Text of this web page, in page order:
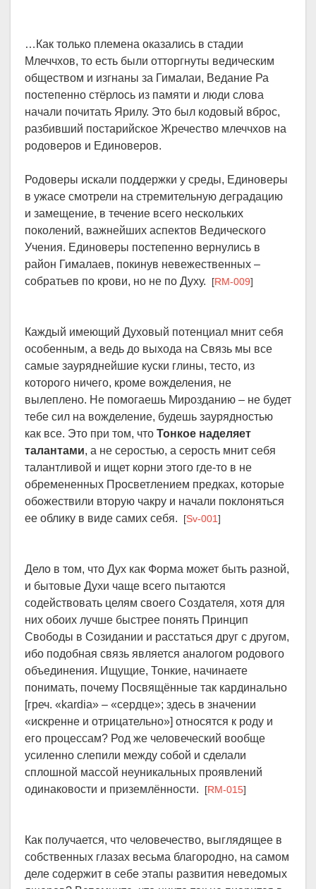
…Как только племена оказались в стадии
Млеччхов, то есть были отторгнуты ведическим
обществом и изгнаны за Гималаи, Ведание Ра
постепенно стёрлось из памяти и люди слова
начали почитать Ярилу. Это был кодовый вброс,
разбивший постарийское Жречество млеччхов на
родоверов и Единоверов.
Родоверы искали поддержки у среды, Единоверы
в ужасе смотрели на стремительную деградацию
и замещение, в течение всего нескольких
поколений, важнейших аспектов Ведического
Учения. Единоверы постепенно вернулись в
район Гималаев, покинув невежественных –
собратьев по крови, но не по Духу. [RM-009]
Каждый имеющий Духовый потенциал мнит себя
особенным, а ведь до выхода на Связь мы все
самые зауряднейшие куски глины, тесто, из
которого ничего, кроме вожделения, не
вылеплено. Не помогаешь Мирозданию – не будет
тебе сил на вожделение, будешь заурядностью
как все. Это при том, что Тонкое наделяет
талантами, а не серостью, а серость мнит себя
талантливой и ищет корни этого где-то в не
обремененных Просветлением предках, которые
обожествили вторую чакру и начали поклоняться
ее облику в виде самих себя. [Sv-001]
Дело в том, что Дух как Форма может быть разной,
и бытовые Духи чаще всего пытаются
содействовать целям своего Создателя, хотя для
них обоих лучше быстрее понять Принцип
Свободы в Созидании и расстаться друг с другом,
ибо подобная связь является аналогом родового
объединения. Ищущие, Тонкие, начинаете
понимать, почему Посвящённые так кардинально
[греч. «kardia» – «сердце»; здесь в значении
«искренне и отрицательно»] относятся к роду и
его процессам? Род же человеческий вообще
усиленно слепили между собой и сделали
сплошной массой неуникальных проявлений
одинаковости и приземлённости. [RM-015]
Как получается, что человечество, выглядящее в
собственных глазах весьма благородно, на самом
деле содержит в себе этапы развития неведомых